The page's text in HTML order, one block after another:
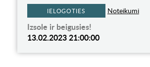
IELOGOTIES Noteikumi
Izsole ir beigusies!
13.02.2023 21:00:00